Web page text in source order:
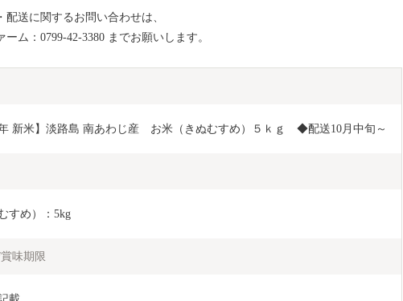
送に関するお問い合わせは、
ーム：0799-42-3380 までお願いします。
年 新米】淡路島 南あわじ産　お米（きぬむすめ）５ｋｇ　◆配送10月中旬～
すめ）：5kg
味期限